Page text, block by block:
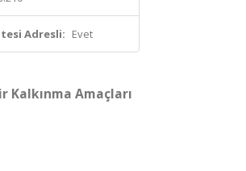
Adresli: Evet
Kalkınma Amaçları